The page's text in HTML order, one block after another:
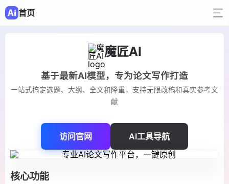
首页
魔匠AI
基于最新AI模型，专为论文写作打造
一站式搞定选题、大纲、全文和降重，支持无限改稿和真实参考文
献
访问官网 AI工具导航
核心功能